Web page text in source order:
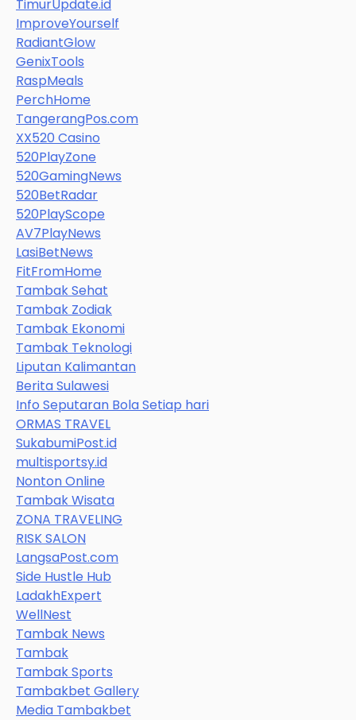
TimurUpdate.id
ImproveYourself
RadiantGlow
GenixTools
RaspMeals
PerchHome
TangerangPos.com
XX520 Casino
520PlayZone
520GamingNews
520BetRadar
520PlayScope
AV7PlayNews
LasiBetNews
FitFromHome
Tambak Sehat
Tambak Zodiak
Tambak Ekonomi
Tambak Teknologi
Liputan Kalimantan
Berita Sulawesi
Info Seputaran Bola Setiap hari
ORMAS TRAVEL
SukabumiPost.id
multisportsy.id
Nonton Online
Tambak Wisata
ZONA TRAVELING
RISK SALON
LangsaPost.com
Side Hustle Hub
LadakhExpert
WellNest
Tambak News
Tambak
Tambak Sports
Tambakbet Gallery
Media Tambakbet